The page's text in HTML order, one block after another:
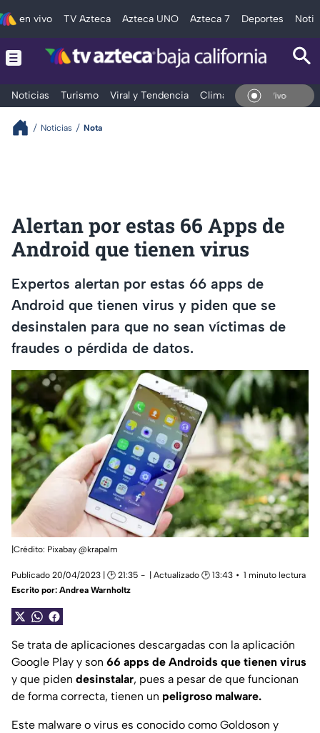
en vivo TV Azteca Azteca UNO Azteca 7 Deportes
Noticias Turismo Viral y Tendencia Clima Deportes En
Noticias Nota
Alertan por estas 66 Apps de
Android que tienen virus
Expertos alertan por estas 66 apps de
Android que tienen virus y piden que se
desinstalen para que no sean víctimas de
fraudes o pérdida de datos.
|Crédito: Pixabay @krapalm
Publicado 20/04/2023 | 🕑 21:35 | Actualizado 🕑 13:43
1 minuto lectura
Escrito por: Andrea Warnholtz
Se trata de aplicaciones descargadas con la aplicación
Google Play y son 66 apps de Androids que tienen virus
y que piden desinstalar, pues a pesar de que funcionan
de forma correcta, tienen un peligroso malware.
Este malware o virus es conocido como Goldoson y